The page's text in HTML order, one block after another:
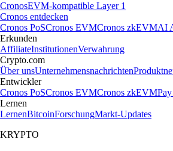
CronosEVM-kompatible Layer 1
Cronos entdecken
Cronos PoSCronos EVMCronos zkEVMAI
Erkunden
AffiliateInstitutionenVerwahrung
Crypto.com
Über unsUnternehmensnachrichten
Entwickler
Cronos PoSCronos EVMCronos zkEVM
Lernen
LernenBitcoinForschungMarkt-Updates
KRYPTO